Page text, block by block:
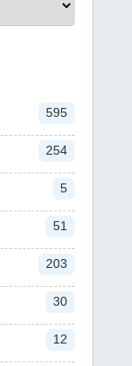
595
254
5
51
203
30
12